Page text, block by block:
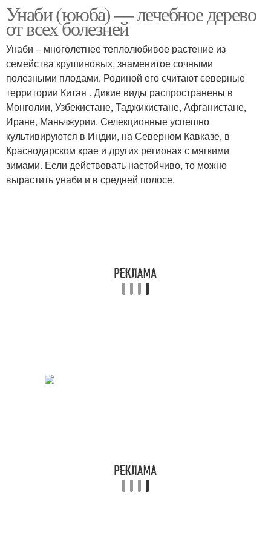
Унаби (ююба) — лечебное дерево
от всех болезней
Унаби – многолетнее теплолюбивое растение из
семейства крушиновых, знаменитое сочными
полезными плодами. Родиной его считают северные
территории Китая . Дикие виды распространены в
Монголии, Узбекистане, Таджикистане, Афганистане,
Иране, Маньчжурии. Селекционные успешно
культивируются в Индии, на Северном Кавказе, в
Краснодарском крае и других регионах с мягкими
зимами. Если действовать настойчиво, то можно
вырастить унаби и в средней полосе.